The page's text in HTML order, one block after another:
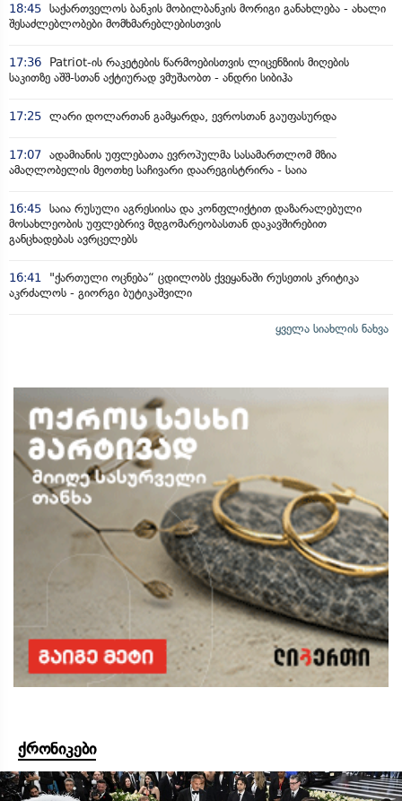
18:45 საქართველოს ბანკის მობილბანკის მორიგი განახლება - ახალი
შესაძლებლობები მომხმარებლებისთვის
17:36
Patriot-ის რაკეტების წარმოებისთვის ლიცენზიის მიღების
საკითზე აშშ-სთან აქტიურად ვმუშაობთ - ანდრი სიბიჰა
17:25 ლარი დოლართან გამყარდა, ევროსთან გაუფასურდა
17:07 ადამიანის უფლებათა ევროპულმა სასამართლომ მზია
ამაღლობელის მეოთხე საჩივარი დაარეგისტრირა - საია
16:45 საია რუსული აგრესიისა და კონფლიქტით დაზარალებული
მოსახლეობის უფლებრივ მდგომარეობასთან დაკავშირებით
განცხადებას ავრცელებს
16:41
"ქართული ოცნება“ ცდილობს ქვეყანაში რუსეთის კრიტიკა
აკრძალოს - გიორგი ბუტიკაშვილი
ყველა სიახლის ნახვა
ქრონიკები